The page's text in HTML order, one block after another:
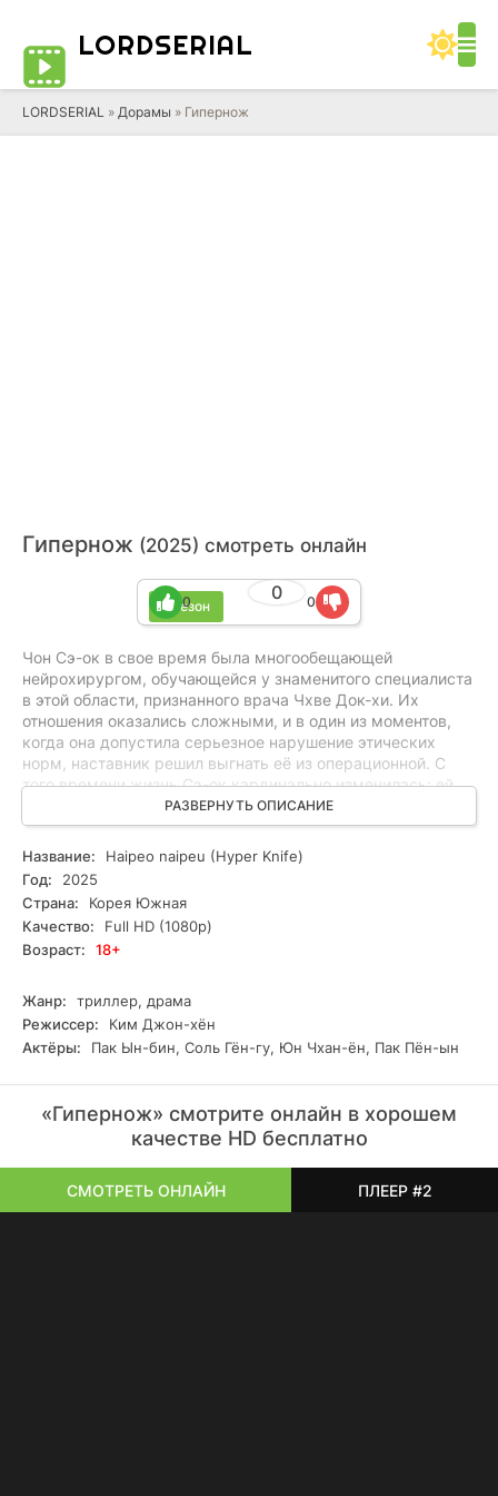
LORDSERIAL
LORDSERIAL » Дорамы » Гипернож
Гипернож (2025) смотреть онлайн
1 сезон
0
0 0
Чон Сэ-ок в свое время была многообещающей
нейрохирургом, обучающейся у знаменитого специалиста
в этой области, признанного врача Чхве Док-хи. Их
отношения оказались сложными, и в один из моментов,
когда она допустила серьезное нарушение этических
норм, наставник решил выгнать её из операционной. С
того времени жизнь Сэ-ок кардинально изменилась: ей
пришлось адаптироваться к новым условиям и в итоге
стать подпольным хирургом, где ей пришлось применять
свои навыки в неофициальной практике.
Неожиданно пути Чон Сэ-ок и Чхве Док-хи вновь
пересекаются. Теперь он не просто её учитель, а также
свидетель её нового, рискованного существования в
мире, где границы между добром и злом размыты. Сэ-ок
хитроумную жизнь или вернуться к легальному подходу к
медицине, который она так много раз нарушала.
Воссоединение с бывшим наставником становится не
только возможностью пересмотреть свое прошлое, но и
шансом на новое будущее.
РАЗВЕРНУТЬ ОПИСАНИЕ
Название:
Haipeo naipeu (Hyper Knife)
Год:
2025
Страна:
Корея Южная
Качество:
Full HD (1080p)
Возраст:
18+
Жанр:
триллер, драма
Режиссер:
Ким Джон-хён
Актёры:
Пак Ын-бин, Соль Гён-гу, Юн Чхан-ён, Пак Пён-ын
«Гипернож» смотрите онлайн в хорошем
качестве HD бесплатно
СМОТРЕТЬ ОНЛАЙН ПЛЕЕР #2